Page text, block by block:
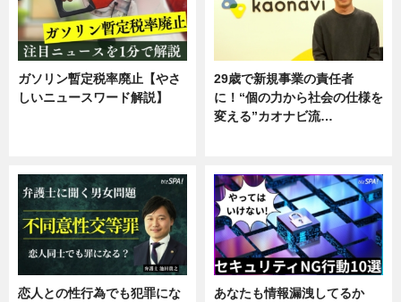
ガソリン暫定税率廃止【やさ
しいニュースワード解説】
29歳で新規事業の責任者
に！“個の力から社会の仕様を
変える”カオナビ流…
恋人との性行為でも犯罪にな
あなたも情報漏洩してるか